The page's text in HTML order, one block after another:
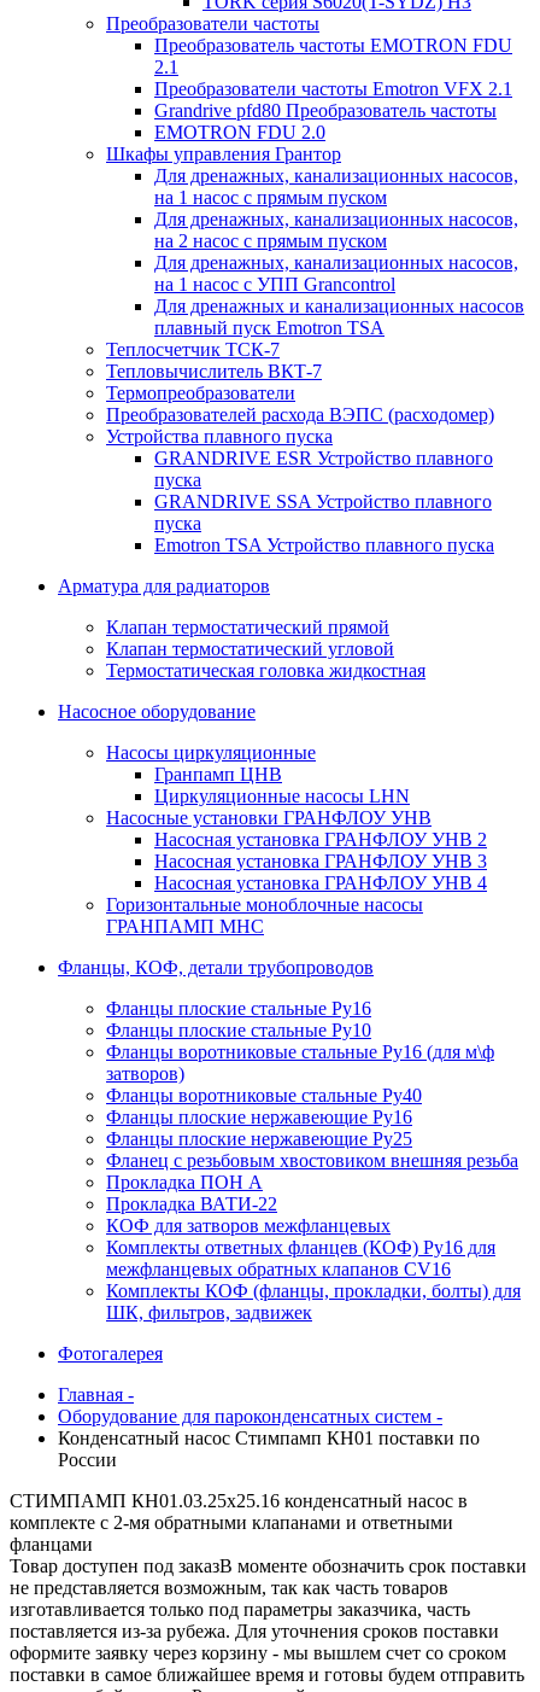
Преобразователи частоты
Преобразователь частоты EMOTRON FDU
2.1
Преобразователи частоты Emotron VFX 2.1
Grandrive pfd80 Преобразователь частоты
EMOTRON FDU 2.0
Шкафы управления Грантор
Для дренажных, канализационных насосов,
на 1 насос с прямым пуском
Для дренажных, канализационных насосов,
на 2 насос с прямым пуском
Для дренажных, канализационных насосов,
на 1 насос с УПП Grancontrol
Для дренажных и канализационных насосов
плавный пуск Emotron TSA
Теплосчетчик ТСК-7
Тепловычислитель ВКТ-7
Термопреобразователи
Преобразователей расхода ВЭПС (расходомер)
Устройства плавного пуска
GRANDRIVE ESR Устройство плавного
пуска
GRANDRIVE SSA Устройство плавного
пуска
Emotron TSA Устройство плавного пуска
Арматура для радиаторов
Клапан термостатический прямой
Клапан термостатический угловой
Термостатическая головка жидкостная
Насосное оборудование
Насосы циркуляционные
Гранпамп ЦНВ
Циркуляционные насосы LHN
Насосные установки ГРАНФЛОУ УНВ
Насосная установка ГРАНФЛОУ УНВ 2
Насосная установка ГРАНФЛОУ УНВ 3
Насосная установка ГРАНФЛОУ УНВ 4
Горизонтальные моноблочные насосы
ГРАНПАМП МНС
Фланцы, КОФ, детали трубопроводов
Фланцы плоские стальные Ру16
Фланцы плоские стальные Ру10
Фланцы воротниковые стальные Ру16 (для м\ф
затворов)
Фланцы воротниковые стальные Ру40
Фланцы плоские нержавеющие Ру16
Фланцы плоские нержавеющие Ру25
Фланец с резьбовым хвостовиком внешняя резьба
Прокладка ПОН А
Прокладка ВАТИ-22
КОФ для затворов межфланцевых
Комплекты ответных фланцев (КОФ) Ру16 для
межфланцевых обратных клапанов CV16
Комплекты КОФ (фланцы, прокладки, болты) для
ШК, фильтров, задвижек
Фотогалерея
Главная -
Оборудование для пароконденсатных систем -
Конденсатный насос Стимпамп КН01 поставки по
России
СТИМПАМП КН01.03.25х25.16 конденсатный насос в
комплекте с 2-мя обратными клапанами и ответными
фланцами
Товар доступен под заказВ моменте обозначить срок поставки
не представляется возможным, так как часть товаров
изготавливается только под параметры заказчика, часть
поставляется из-за рубежа. Для уточнения сроков поставки
оформите заявку через корзину - мы вышлем счет со сроком
поставки в самое ближайшее время и готовы будем отправить